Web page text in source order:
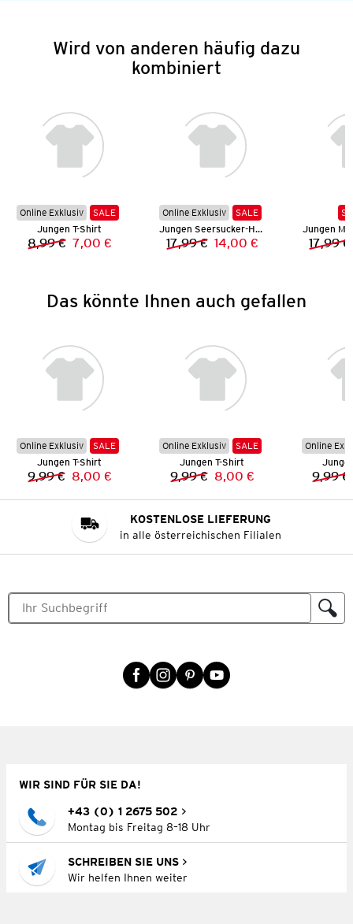
Wird von anderen häufig dazu
kombiniert
Online Exklusiv
SALE
Jungen T-Shirt
Vorheriger Preis:
8,99 € Neuer Preis:
7,00 €
Online Exklusiv
SALE
Jungen Seersucker-Hemd
Vorheriger Preis:
17,99 € Neuer Preis:
14,00 €
Jungen
17,99 €
Das könnte Ihnen auch gefallen
Online Exklusiv
SALE
Jungen T-Shirt
Vorheriger Preis:
9,99 € Neuer Preis:
8,00 €
Online Exklusiv
SALE
Jungen T-Shirt
Vorheriger Preis:
9,99 € Neuer Preis:
8,00 €
Online
9,99 €
KOSTENLOSE LIEFERUNG
in alle österreichischen Filialen
WIR SIND FÜR SIE DA!
+43 (0) 1 2675 502
Montag bis Freitag 8–18 Uhr
SCHREIBEN SIE UNS
Wir helfen Ihnen weiter